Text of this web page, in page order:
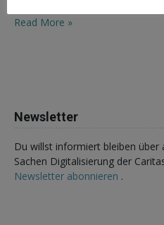
Read More »
Newsletter
Du willst informiert bleiben über
Sachen Digitalisierung der
Newsletter abonnieren .